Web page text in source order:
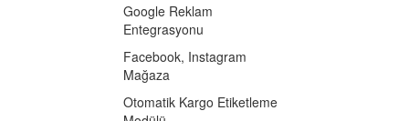
Google Reklam
Entegrasyonu
Facebook, Instagram
Mağaza
Otomatik Kargo Etiketleme